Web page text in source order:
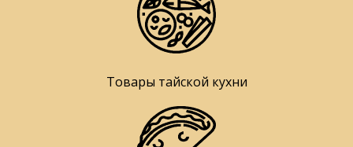
Товары тайской кухни